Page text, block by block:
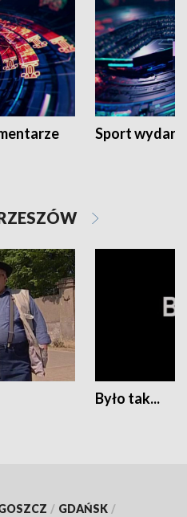
Sport
Było tak...
/ GDAŃSK /